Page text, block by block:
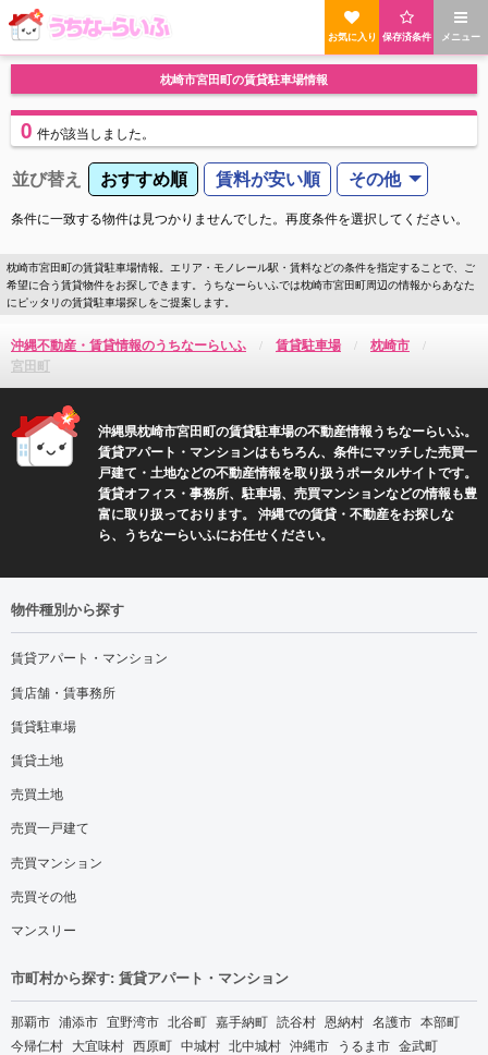
メニュー
保存済条件
お気に入り
枕崎市宮田町の賃貸駐車場情報
0 件が該当しました。
並び替え おすすめ順 賃料が安い順 その他
条件に一致する物件は見つかりませんでした。再度条件を選択してください。
枕崎市宮田町の賃貸駐車場情報。エリア・モノレール駅・賃料などの条件を指定することで、ご
希望に合う賃貸物件をお探しできます。うちなーらいふでは枕崎市宮田町周辺の情報からあなた
にピッタリの賃貸駐車場探しをご提案します。
沖縄不動産・賃貸情報のうちなーらいふ 賃貸駐車場
枕崎市
宮田町
沖縄県枕崎市宮田町の賃貸駐車場の不動産情報うちなーらいふ。
賃貸アパート・マンションはもちろん、条件にマッチした売買一
戸建て・土地などの不動産情報を取り扱うポータルサイトです。
賃貸オフィス・事務所、駐車場、売買マンションなどの情報も豊
富に取り扱っております。 沖縄での賃貸・不動産をお探しな
ら、うちなーらいふにお任せください。
物件種別から探す
賃貸アパート・マンション
賃店舗・賃事務所
賃貸駐車場
賃貸土地
売買土地
売買一戸建て
売買マンション
売買その他
マンスリー
市町村から探す: 賃貸アパート・マンション
那覇市 浦添市 宜野湾市 北谷町 嘉手納町 読谷村 恩納村 名護市 本部町
今帰仁村 大宜味村 西原町 中城村 北中城村 沖縄市 うるま市 金武町